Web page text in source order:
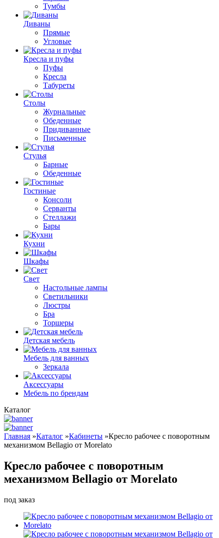
Тумбы
Диваны
Прямые
Угловые
Кресла и пуфы
Пуфы
Кресла
Табуреты
Столы
Журнальные
Обеденные
Придиванные
Письменные
Стулья
Барные
Обеденные
Гостиные
Консоли
Серванты
Стеллажи
Бары
Кухни
Шкафы
Свет
Настольные лампы
Светильники
Люстры
Бра
Торшеры
Детская мебель
Мебель для ванных
Зеркала
Аксессуары
Мебель по брендам
Каталог
Главная »Каталог »Кабинеты »Кресло рабочее с поворотным
механизмом Bellagio от Morelato
Кресло рабочее с поворотным
механизмом Bellagio от Morelato
под заказ